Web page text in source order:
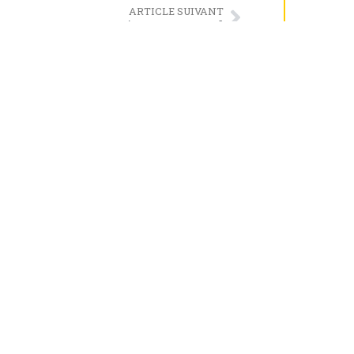
ARTICLE SUIVANT
LA VILLE ÉQUESTRE DE GOLEGÃ